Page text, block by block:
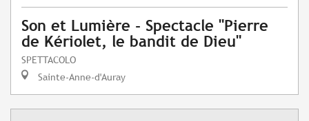
Son et Lumière - Spectacle "Pierre
de Kériolet, le bandit de Dieu"
SPETTACOLO
Sainte-Anne-d'Auray